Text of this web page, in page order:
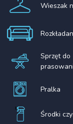
Wieszak
Sprzęt do
Pralka
Środki